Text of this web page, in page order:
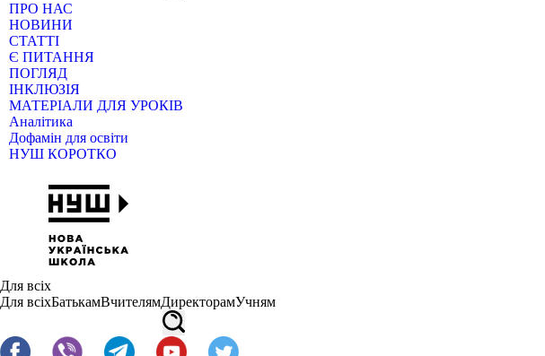
ПРО НАС
НОВИНИ
СТАТТІ
Є ПИТАННЯ
ПОГЛЯД
ІНКЛЮЗІЯ
МАТЕРІАЛИ ДЛЯ УРОКІВ
Аналітика
Дофамін для освіти
НУШ КОРОТКО
Для всіх
Для всіхБатькамВчителямДиректорамУчням